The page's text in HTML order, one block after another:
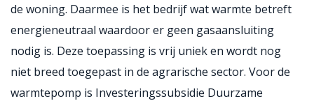
de woning. Daarmee is het bedrijf wat warmte betreft
energieneutraal waardoor er geen gasaansluiting
nodig is. Deze toepassing is vrij uniek en wordt nog
niet breed toegepast in de agrarische sector. Voor de
warmtepomp is Investeringssubsidie Duurzame